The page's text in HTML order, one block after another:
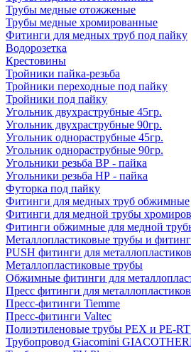
Трубы медные отожженые
Трубы медные хромированные
Фитинги для медных труб под пайку
Водорозетка
Крестовины
Тройники пайка-резьба
Тройники переходные под пайку
Тройники под пайку
Угольник двухраструбные 45гр.
Угольник двухраструбные 90гр.
Угольник однораструбные 45гр.
Угольник однораструбные 90гр.
Угольники резьба ВР - пайка
Угольники резьба НР - пайка
Футорка под пайку
Фитинги для медных труб обжимные
Фитинги для медной трубы
Фитинги обжимные для медной
Металлопластиковые трубы и
PUSH фитинги для
Металлопластиковые трубы
Обжимные фитинги для
Пресс фитинги для
Пресс-фитинги Tiemme
Пресс-фитинги Valtec
Полиэтиленовые трубы PEX и PE-
Трубопровод Giacomini